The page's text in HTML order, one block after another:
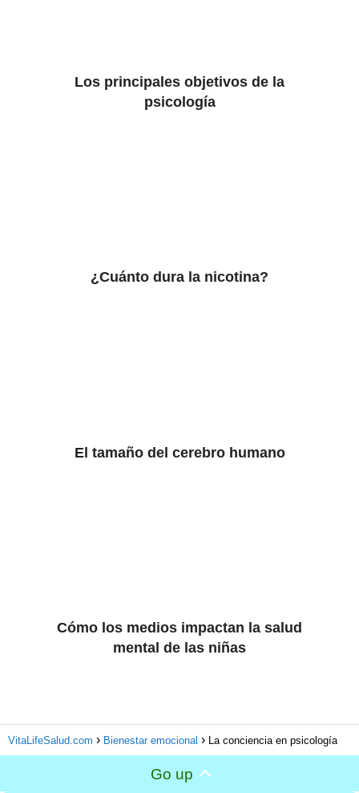
Los principales objetivos de la
psicología
¿Cuánto dura la nicotina?
El tamaño del cerebro humano
Cómo los medios impactan la salud
mental de las niñas
VitaLifeSalud.com Bienestar emocional La conciencia en psicología
Go up